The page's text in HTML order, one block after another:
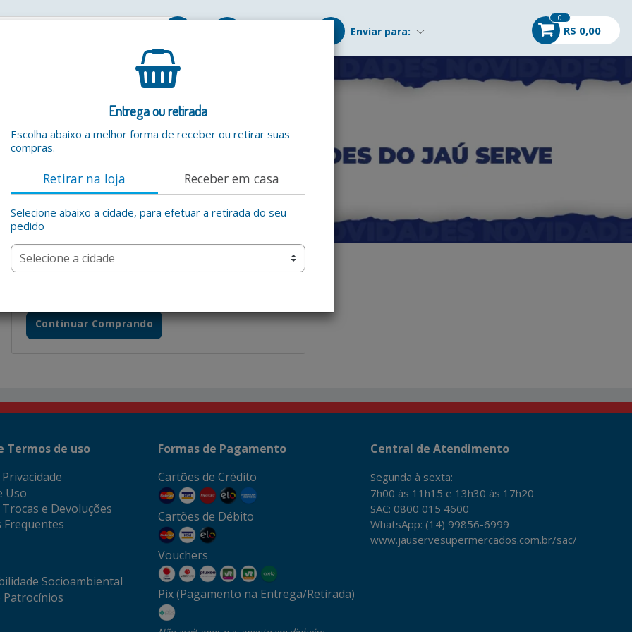
Enviar para:
0
R$ 0,00
Entrega ou retirada
Escolha abaixo a melhor forma de receber ou retirar suas
compras.
Retirar na loja Receber em casa
Selecione abaixo a cidade, para efetuar a retirada do seu
pedido
Continuar Comprando
Termos de uso
Uso
e Devoluções
Socioambiental
Patrocínios
Formas de Pagamento
Cartões de Crédito
Cartões de Débito
Vouchers
Pix (Pagamento na Entrega/Retirada)
Central de Atendimento
Segunda à sexta:
7h00 às 11h15 e 13h30 às 17h20
SAC: 0800 015 4600
WhatsApp: (14) 99856-6999
www.jauservesupermercados.com.br/sac/